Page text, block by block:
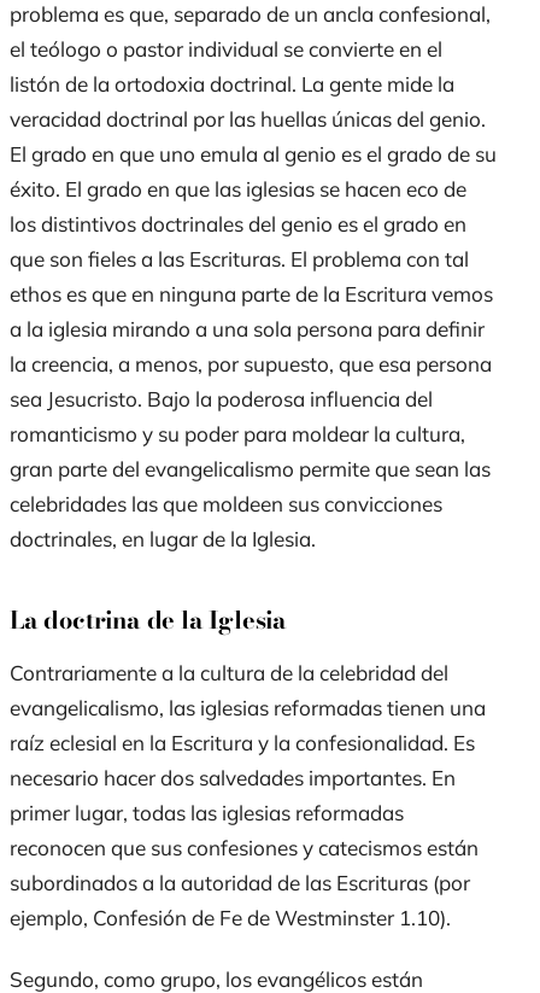
problema es que, separado de un ancla confesional,
el teólogo o pastor individual se convierte en el
listón de la ortodoxia doctrinal. La gente mide la
veracidad doctrinal por las huellas únicas del genio.
El grado en que uno emula al genio es el grado de su
éxito. El grado en que las iglesias se hacen eco de
los distintivos doctrinales del genio es el grado en
que son fieles a las Escrituras. El problema con tal
ethoses que en ninguna parte de la Escritura vemos
a la iglesia mirando a una sola persona para definir
la creencia, a menos, por supuesto, que esa persona
sea Jesucristo. Bajo la poderosa influencia del
romanticismo y su poder para moldear la cultura,
gran parte del evangelicalismo permite que sean las
celebridades las que moldeen sus convicciones
doctrinales, en lugar de la Iglesia.
La doctrina de la Iglesia
Contrariamente a la cultura de la celebridad del
evangelicalismo, las iglesias reformadas tienen una
raíz eclesial en la Escritura y la confesionalidad. Es
necesario hacer dos salvedades importantes. En
primer lugar, todas las iglesias reformadas
reconocen que sus confesiones y catecismos están
subordinados a la autoridad de las Escrituras (por
ejemplo, Confesión de Fe de Westminster 1.10).
Segundo, como grupo, los evangélicos están